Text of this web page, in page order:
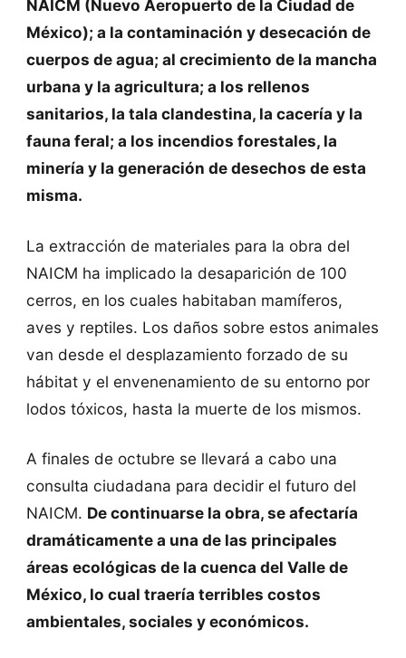
NAICM (Nuevo Aeropuerto de la Ciudad de
México); a la contaminación y desecación de
cuerpos de agua; al crecimiento de la mancha
urbana y la agricultura; a los rellenos
sanitarios, la tala clandestina, la cacería y la
fauna feral; a los incendios forestales, la
minería y la generación de desechos de esta
misma.
La extracción de materiales para la obra del
NAICM ha implicado la desaparición de 100
cerros, en los cuales habitaban mamíferos,
aves y reptiles. Los daños sobre estos animales
van desde el desplazamiento forzado de su
hábitat y el envenenamiento de su entorno por
lodos tóxicos, hasta la muerte de los mismos.
A finales de octubre se llevará a cabo una
consulta ciudadana para decidir el futuro del
NAICM. De continuarse la obra, se afectaría
dramáticamente a una de las principales
áreas ecológicas de la cuenca del Valle de
México, lo cual traería terribles costos
ambientales, sociales y económicos.